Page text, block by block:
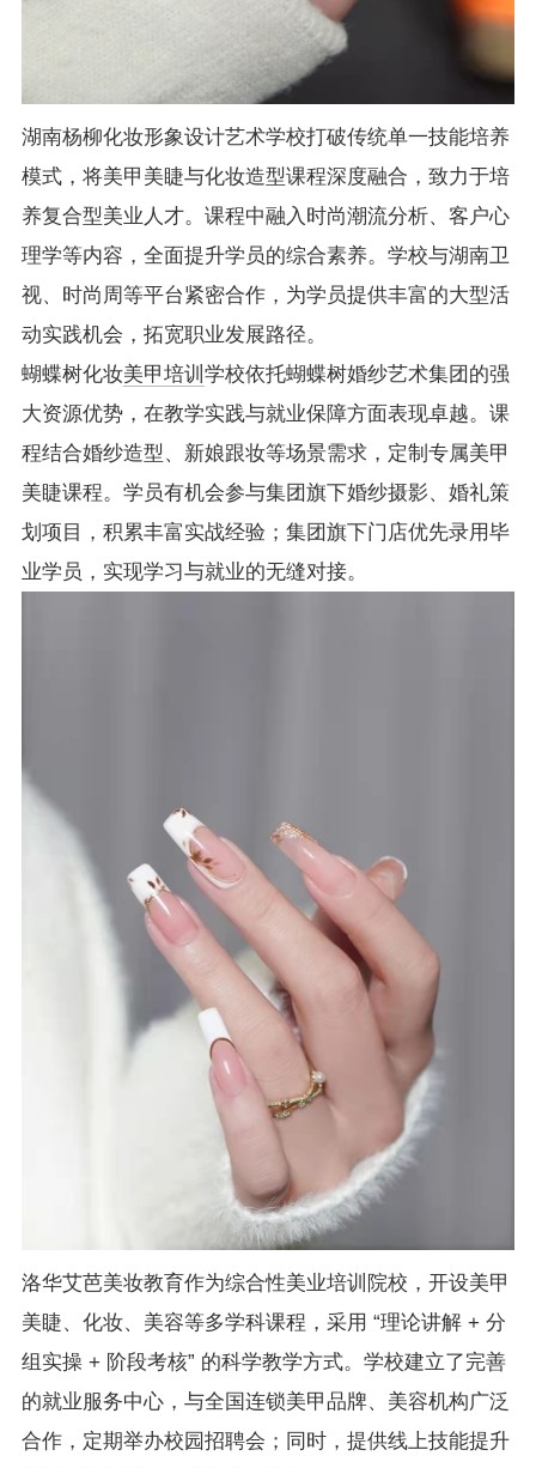
湖南杨柳化妆形象设计艺术学校打破传统单一技能培养
模式，将美甲美睫与化妆造型课程深度融合，致力于培
养复合型美业人才。课程中融入时尚潮流分析、客户心
理学等内容，全面提升学员的综合素养。学校与湖南卫
视、时尚周等平台紧密合作，为学员提供丰富的大型活
动实践机会，拓宽职业发展路径。
蝴蝶树化妆美甲培训 学校依托蝴蝶树婚纱艺术集团的强
大资源优势，在教学实践与就业保障方面表现卓越。课
程结合婚纱造型、新娘跟妆等场景需求，定制专属美甲
美睫课程。学员有机会参与集团旗下婚纱摄影、婚礼策
划项目，积累丰富实战经验；集团旗下门店优先录用毕
业学员，实现学习与就业的无缝对接。
洛华艾芭美妆教育作为综合性美业培训院校，开设美甲
美睫、化妆、美容等多学科课程，采用 “理论讲解 + 分
组实操 + 阶段考核” 的科学教学方式。学校建立了完善
的就业服务中心，与全国连锁美甲品牌、美容机构广泛
合作，定期举办校园招聘会；同时，提供线上技能提升